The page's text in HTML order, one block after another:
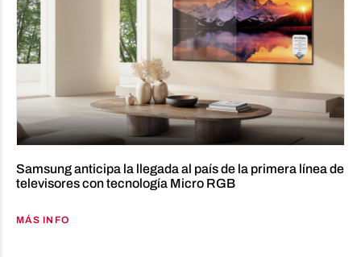
Samsung anticipa la llegada al país de la primera línea de
televisores con tecnología Micro RGB
MÁS INFO